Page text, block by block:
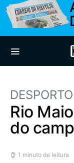
DESPORTO
Rio
do
1 minuto de leitura